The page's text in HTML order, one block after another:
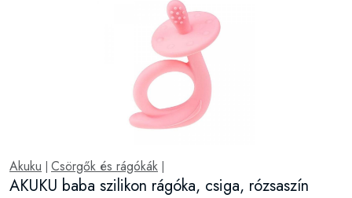
Akuku Csörgők és rágókák
AKUKU baba szilikon rágóka, csiga, rózsaszín